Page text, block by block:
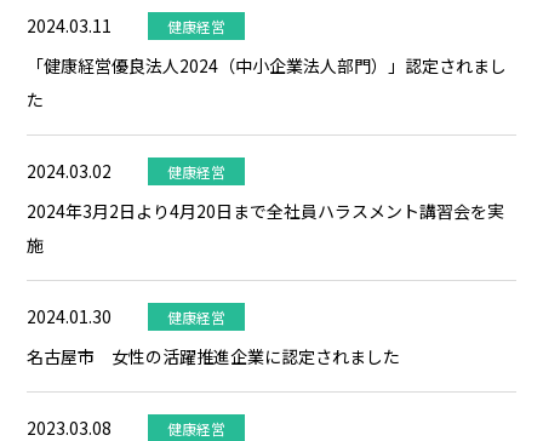
2024.03.11 健康経営
「健康経営優良法人2024（中小企業法人部門）」認定されまし
た
2024.03.02 健康経営
2024年3月2日より4月20日まで全社員ハラスメント講習会を実
施
2024.01.30 健康経営
名古屋市 女性の活躍推進企業に認定されました
2023.03.08 健康経営